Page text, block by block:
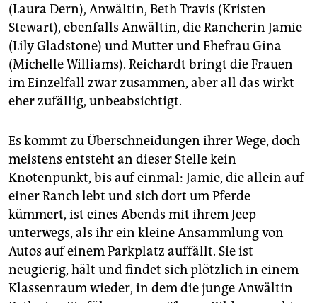
(Laura Dern), Anwältin, Beth Travis (Kristen
Stewart), ebenfalls Anwältin, die Rancherin Jamie
(Lily Glad­stone) und Mutter und Ehefrau Gina
(Michelle Williams). Reichardt bringt die Frauen
im Einzelfall zwar zusammen, aber all das wirkt
eher zufällig, unbeabsichtigt.
Es kommt zu Überschneidungen ihrer Wege, doch
meistens entsteht an dieser Stelle kein
Knotenpunkt, bis auf einmal: ­Jamie, die allein auf
einer Ranch lebt und sich dort um Pferde
kümmert, ist eines Abends mit ihrem Jeep
unterwegs, als ihr ein kleine Ansammlung von
Autos auf einem Parkplatz auffällt. Sie ist
neugierig, hält und findet sich plötzlich in einem
Klassenraum wieder, in dem die junge Anwältin